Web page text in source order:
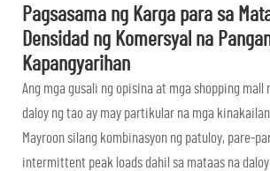
Pagsasama ng Karga para sa
Densidad ng Komersyal na
Kapangyarihan
Ang mga gusali ng opisina at mga shopping mall
daloy ng tao ay may partikular na mga
Mayroon silang kombinasyon ng patuloy, pare-
intermittent peak loads dahil sa mataas na